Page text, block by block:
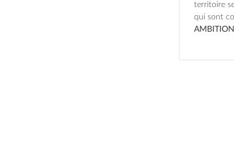
territoire
qui sont